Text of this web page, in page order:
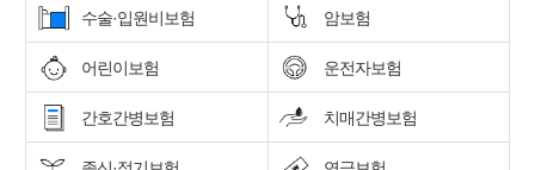
수술·입원비보험 암보험
어린이보험 운전자보험
간호간병보험 치매간병보험